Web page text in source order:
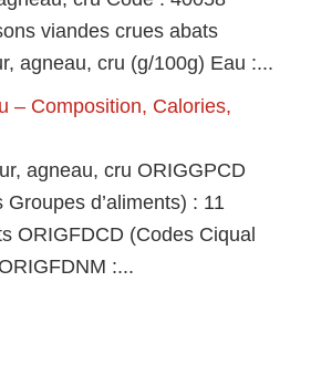
viandes crues abats
agneau, cru (g/100g) Eau :...
– Composition, Calories,
agneau, cru ORIGGPCD
d’aliments) : 11
ORIGFDCD (Codes Ciqual
:...